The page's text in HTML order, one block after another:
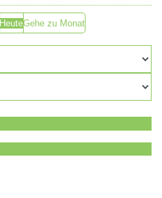
HeuteGehe zu Monat